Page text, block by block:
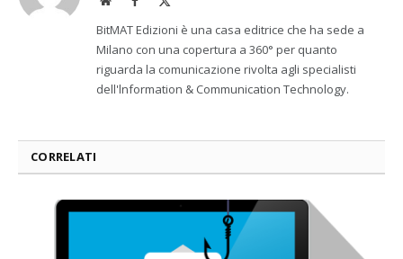
BitMAT Edizioni è una casa editrice che ha sede a
Milano con una copertura a 360° per quanto
riguarda la comunicazione rivolta agli specialisti
dell'lnformation & Communication Technology.
CORRELATI